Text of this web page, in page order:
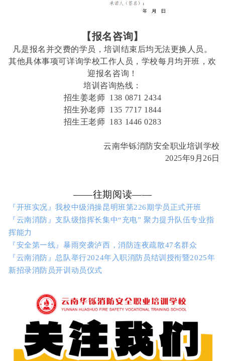
【报名咨询】
凡是报名并交费的学员，培训结束后均无法更换人员。
其他具体事项可详询学校工作人员，学校每月均开班，欢
迎报名咨询！
培训咨询热线：
招生姜老师 138 0871 2434
招生孙老师 135 7717 1844
招生王老师 183 1446 0283
云南华铄消防安全职业培训学校
2025年9月26日
——往期阅读——
『开班实况』我校中级消操昆明班第226期学员正式开班
『云南消防』支队级指挥长集中“充电” 聚力提升队伍专业指
挥能力
『安全第一线』暴雨突袭泸西，消防连夜疏散47名群众
『云南消防』总队举行2024年入职消防员结训授衔暨2025年
新招录消防员开训动员仪式